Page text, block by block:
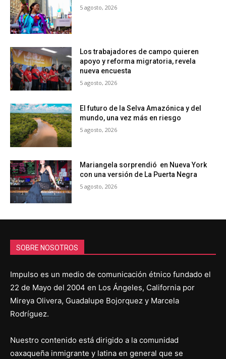
5 agosto, 2026
Los trabajadores de campo quieren
apoyo y reforma migratoria, revela
nueva encuesta
5 agosto, 2026
El futuro de la Selva Amazónica y del
mundo, una vez más en riesgo
5 agosto, 2026
Mariangela sorprendió en Nueva York
con una versión de La Puerta Negra
5 agosto, 2026
SOBRE NOSOTROS
Impulso es un medio de comunicación étnico fundado el
22 de Mayo del 2004 en Los Ángeles, California por
Mireya Olivera, Guadalupe Bojorquez y Marcela
Rodríguez.
Nuestro contenido está dirigido a la comunidad
oaxaqueña inmigrante y latina en general que se